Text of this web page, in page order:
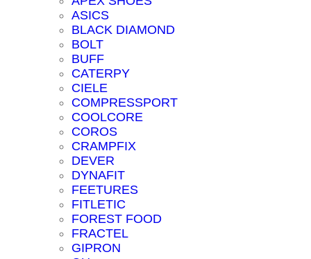
ASICS
BLACK DIAMOND
BOLT
BUFF
CATERPY
CIELE
COMPRESSPORT
COOLCORE
COROS
CRAMPFIX
DEVER
DYNAFIT
FEETURES
FITLETIC
FOREST FOOD
FRACTEL
GIPRON